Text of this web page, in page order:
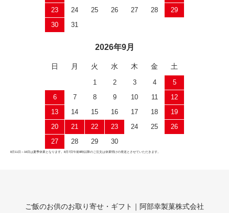
23
24 25 26 27 28
29
30
31
2026年9月
日 月 火 水 木 金 土
1 2 3 4
5
6
7 8 9 10 11
12
13
14 15 16 17 18
19
20
21 22 23 24 25
26
27
28 29 30
8月11日～16日は夏季休業となります。8月7日午前8時以降のご注文は休業明けの発送とさせていただきます。
ご飯のお供のお取り寄せ・ギフト｜阿部幸製菓株式会社